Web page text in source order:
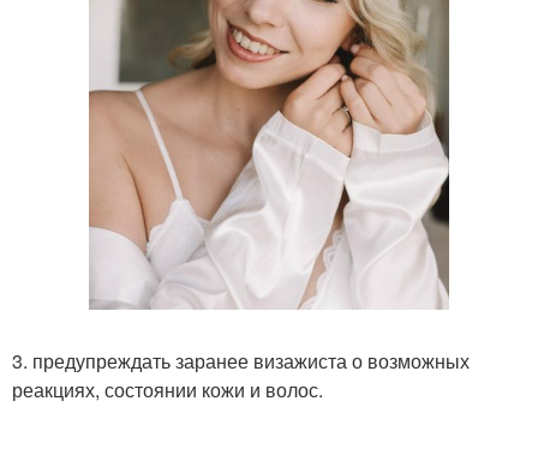
3. предупреждать заранее визажиста о возможных
реакциях, состоянии кожи и волос.